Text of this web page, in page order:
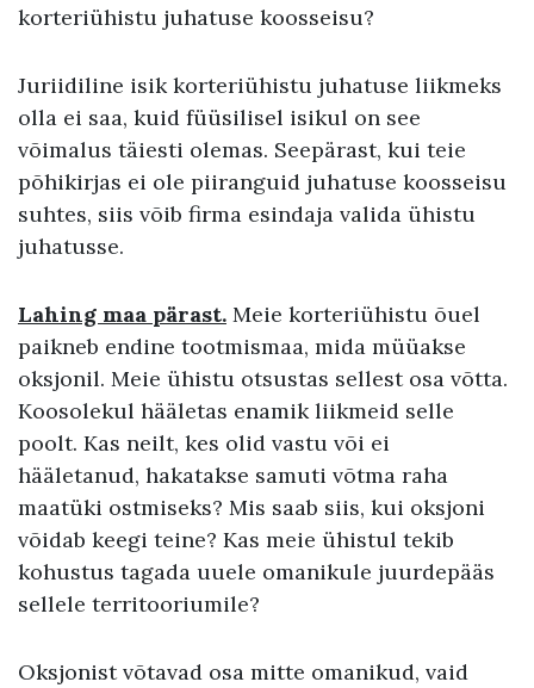
korteriühistu juhatuse koosseisu?
Juriidiline isik korteriühistu juhatuse liikmeks
olla ei saa, kuid füüsilisel isikul on see
võimalus täiesti olemas. Seepärast, kui teie
põhikirjas ei ole piiranguid juhatuse koosseisu
suhtes, siis võib firma esindaja valida ühistu
juhatusse.
Lahing maa pärast. Meie korteriühistu õuel
paikneb endine tootmismaa, mida müüakse
oksjonil. Meie ühistu otsustas sellest osa võtta.
Koosolekul hääletas enamik liikmeid selle
poolt. Kas neilt, kes olid vastu või ei
hääletanud, hakatakse samuti võtma raha
maatüki ostmiseks? Mis saab siis, kui oksjoni
võidab keegi teine? Kas meie ühistul tekib
kohustus tagada uuele omanikule juurdepääs
sellele territooriumile?
Oksjonist võtavad osa mitte omanikud, vaid